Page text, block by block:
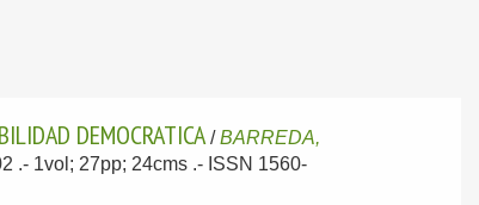
DEMOCRATICA /BARREDA,
.- 1vol; 27pp; 24cms .- ISSN 1560-